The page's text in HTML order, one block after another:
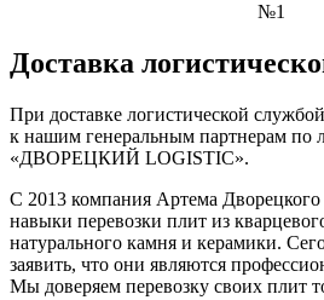
№1
Доставка
При доставке логистической
к нашим генеральным партнерам по
«ДВОРЕЦКИЙ LOGISTIC».
С 2013 компания Артема Дворецкого
навыки перевозки плит из
натурального камня и керамики.
заявить, что они являются
Мы доверяем перевозку своих плит